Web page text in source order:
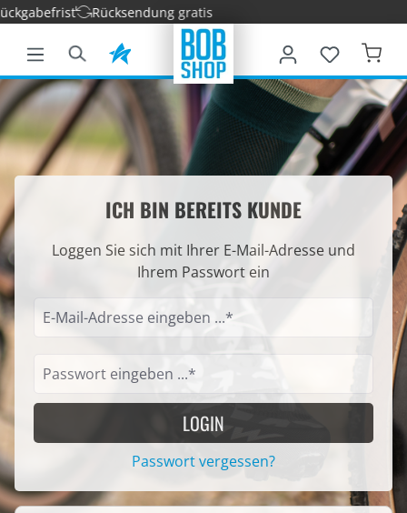
springenRücksendung gratis
ICH BIN BEREITS KUNDE
Loggen Sie sich mit Ihrer E-Mail-Adresse und
Ihrem Passwort ein
LOGIN
Passwort vergessen?